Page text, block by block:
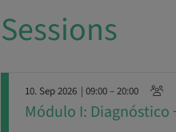
Sessions
10. Sep 2026 | 09:00 – 20:00
Módulo I: